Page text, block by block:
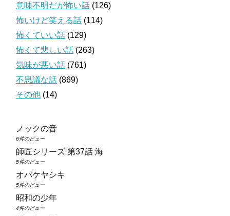
意味不明だが怖い話 (126)
怖いけど笑える話 (114)
怖くていい話 (129)
怖くて悲しい話 (263)
気味が悪い話 (761)
不思議な話 (869)
その他 (14)
ノックの音
6件のビュー
師匠シリーズ 第37話 海
5件のビュー
オバケヤシキ
5件のビュー
昭和の少年
4件のビュー